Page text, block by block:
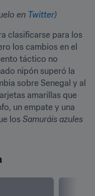
en Twitter)
clasificarse para los
los cambios en el
táctico no
nipón superó la
sobre Senegal y al
amarillas que
un empate y una
los Samuráis azules